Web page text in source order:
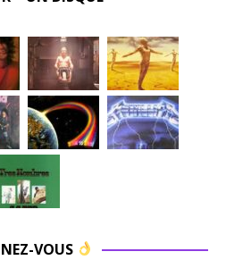
VOUS